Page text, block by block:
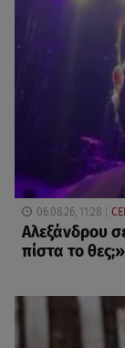
06.08.26, 11:28
Αλεξάνδρου
πίστα το θες;»